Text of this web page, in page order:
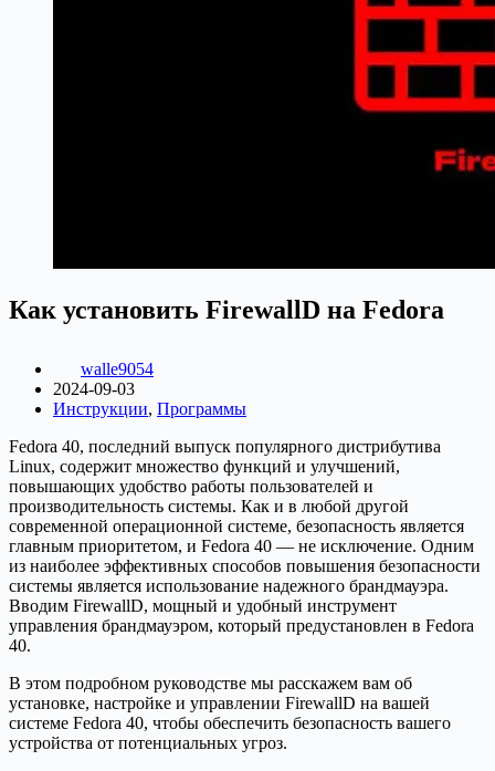
Как установить FirewallD на Fedora
walle9054
2024-09-03
Инструкции, Программы
Fedora 40, последний выпуск популярного дистрибутива
Linux, содержит множество функций и улучшений,
повышающих удобство работы пользователей и
производительность системы. Как и в любой другой
современной операционной системе, безопасность является
главным приоритетом, и Fedora 40 — не исключение. Одним
из наиболее эффективных способов повышения безопасности
системы является использование надежного брандмауэра.
Вводим FirewallD, мощный и удобный инструмент
управления брандмауэром, который предустановлен в Fedora
40.
В этом подробном руководстве мы расскажем вам об
установке, настройке и управлении FirewallD на вашей
системе Fedora 40, чтобы обеспечить безопасность вашего
устройства от потенциальных угроз.